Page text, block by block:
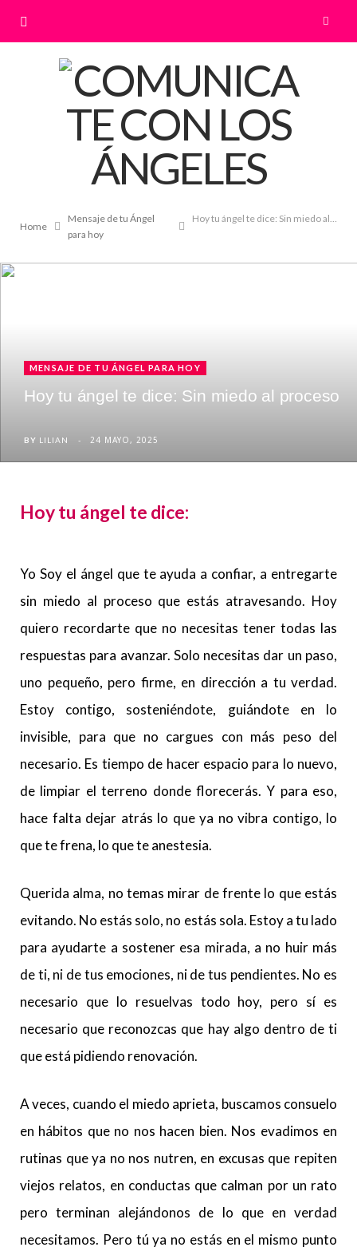
Home
Mensaje de tu Ángel
para hoy
Hoy tu ángel te dice: Sin miedo al proceso
MENSAJE DE TU ÁNGEL PARA HOY
Hoy tu ángel te dice: Sin miedo al proceso
BY LILIAN 24 MAYO, 2025
Hoy tu ángel te dice:
Yo Soy el ángel que te ayuda a confiar, a entregarte
sin miedo al proceso que estás atravesando. Hoy
quiero recordarte que no necesitas tener todas las
respuestas para avanzar. Solo necesitas dar un paso,
uno pequeño, pero firme, en dirección a tu verdad.
Estoy contigo, sosteniéndote, guiándote en lo
invisible, para que no cargues con más peso del
necesario. Es tiempo de hacer espacio para lo nuevo,
de limpiar el terreno donde florecerás. Y para eso,
hace falta dejar atrás lo que ya no vibra contigo, lo
que te frena, lo que te anestesia.
Querida alma, no temas mirar de frente lo que estás
evitando. No estás solo, no estás sola. Estoy a tu lado
para ayudarte a sostener esa mirada, a no huir más
de ti, ni de tus emociones, ni de tus pendientes. No es
necesario que lo resuelvas todo hoy, pero sí es
necesario que reconozcas que hay algo dentro de ti
que está pidiendo renovación.
A veces, cuando el miedo aprieta, buscamos consuelo
en hábitos que no nos hacen bien. Nos evadimos en
rutinas que ya no nos nutren, en excusas que repiten
viejos relatos, en conductas que calman por un rato
pero terminan alejándonos de lo que en verdad
necesitamos. Pero tú ya no estás en el mismo punto